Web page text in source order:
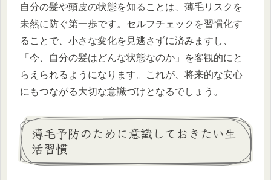
自分の髪や頭皮の状態を知ることは、薄毛リスクを
未然に防ぐ第一歩です。セルフチェックを習慣化す
ることで、小さな変化を見逃さずに済みますし、
「今、自分の髪はどんな状態なのか」を客観的にと
らえられるようになります。これが、将来的な安心
にもつながる大切な意識づけとなるでしょう。
薄毛予防のために意識しておきたい生
活習慣